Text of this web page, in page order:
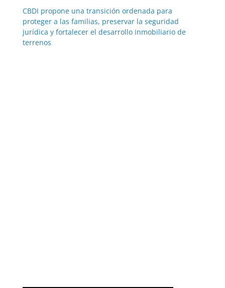
CBDI propone una transición ordenada para
proteger a las familias, preservar la seguridad
jurídica y fortalecer el desarrollo inmobiliario de
terrenos